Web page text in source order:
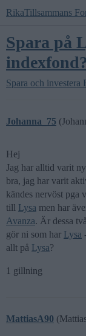
RikaTillsammans
Spara på
indexfond?
Spara och investera
Johanna_75
Hej
Jag har alltid varit
bra, jag har varit
kändes nervöst pga
till Lysa men har
Avanza. Är dessa
gör ni som har Lysa
allt på Lysa?
1 gillning
MattiasA90